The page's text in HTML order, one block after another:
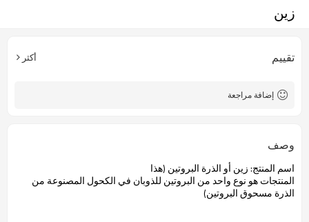
زين
تقييم أكثر
إضافة مراجعة
وصف
اسم المنتج:زين أو الذرة البروتين (هذا
المنتجات هو نوع واحد من البروتين للذوبان في الكحول المصنوعة من
الذرة مسحوق البروتين)